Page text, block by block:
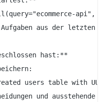
api",
aus der letzten
hast:**
users table with
und ausstehende